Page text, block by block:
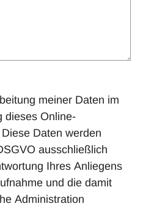
meiner Daten im
dieses Online-
Daten werden
ausschließlich
Ihres Anliegens
und die damit
Administration